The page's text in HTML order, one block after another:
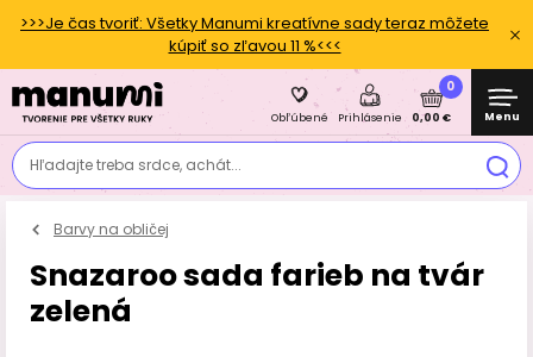
>>>Je čas tvoriť: Všetky Manumi kreatívne sady teraz môžete
kúpiť so zľavou 11 %<<<
Hľadajte treba srdce, achát...
Obľúbené Prihlásenie
0
0,00 € Menu
Barvy na obličej
Snazaroo sada farieb na tvár
zelená